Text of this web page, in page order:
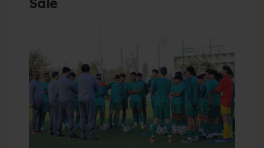
Salé